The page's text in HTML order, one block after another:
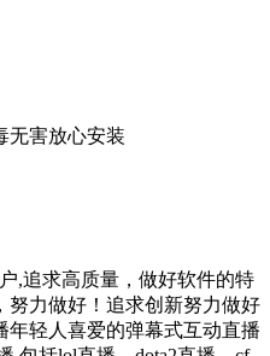
无害放心安装
,追求高质量，做好软件的特
努力做好！追求创新努力做好
轻人喜爱的弹幕式互动直播